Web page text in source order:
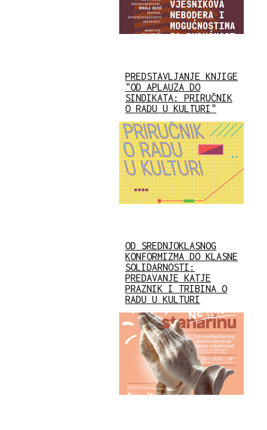
PREDSTAVLJANJE KNJIGE
"OD APLAUZA DO
SINDIKATA: PRIRUČNIK
O RADU U KULTURI"
OD SREDNJOKLASNOG
KONFORMIZMA DO KLASNE
SOLIDARNOSTI:
PREDAVANJE KATJE
PRAZNIK I TRIBINA O
RADU U KULTURI